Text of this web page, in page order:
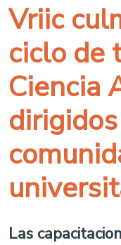
Vriic
ciclo de
Ciencia
Las